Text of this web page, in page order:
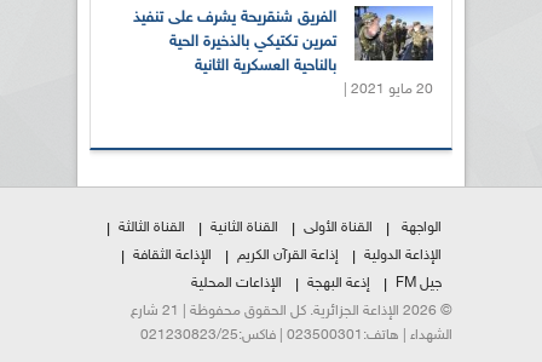
الفريق شنقريحة يشرف على تنفيذ
تمرين تكتيكي بالذخيرة الحية
بالناحية العسكرية الثانية
20 مايو 2021 |
الواجهة القناة الأولى القناة الثانية
القناة الثالثة
الإذاعة الدولية
إذاعة القرآن الكريم
الإذاعة الثقافة
جيل FM
إذعة البهجة
الإذاعات المحلية
© 2026 الإذاعة الجزائرية. كل الحقوق محفوظة | 21 شارع
الشهداء | هاتف:023500301 | فاكس:021230823/25